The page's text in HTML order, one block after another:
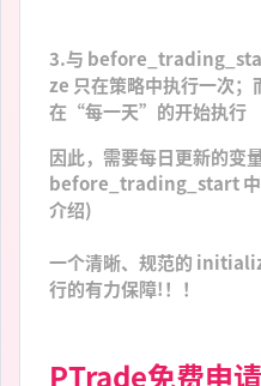
3.与
ze 只在策略中执行一次
在“每一天”的开始执行
因此，需要每日更新的变
before_trading_start 中
介绍)
一个清晰、规范的
行的有力保障!！！
PTrade免费申请